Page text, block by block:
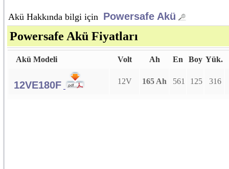
Akü Hakkında bilgi için Powersafe Akü
Powersafe Akü Fiyatları
Akü Modeli Volt Ah En Boy Yük.
12VE180F 12V 165 Ah 561 125 316